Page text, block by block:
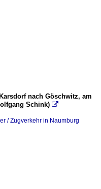
nach Göschwitz, am
Schink) 
/ Zugverkehr in Naumburg